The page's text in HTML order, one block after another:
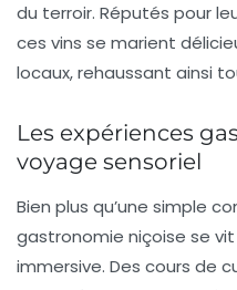
du terroir. Réputés pour
ces vins se marient
locaux, rehaussant ainsi
Les expériences
voyage sensoriel
Bien plus qu’une simple
gastronomie niçoise se
immersive. Des cours de